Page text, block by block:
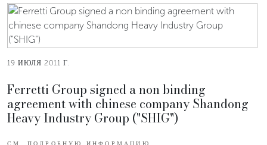
19 ИЮЛЯ 2011 Г.
Ferretti Group signed a non binding
agreement with chinese company Shandong
Heavy Industry Group ("SHIG")